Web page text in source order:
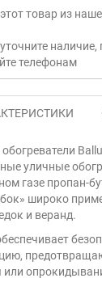
товар из
наличие,
телефонам
уличные
газе пропан-
широко
и веранд.
или